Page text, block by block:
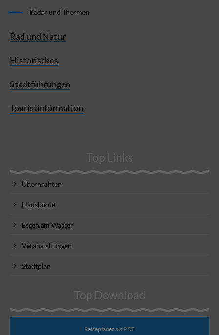
Bäder und Thermen
Rad und Natur
Historisches
Stadtführungen
Touristinformation
Top Links
Übernachten
Hausboote
Essen am Wasser
Veranstaltungen
Stadtplan
Top Download
Reiseplaner als PDF